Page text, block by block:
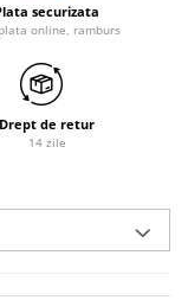
securizata
online, ramburs
Drept de retur
14 zile